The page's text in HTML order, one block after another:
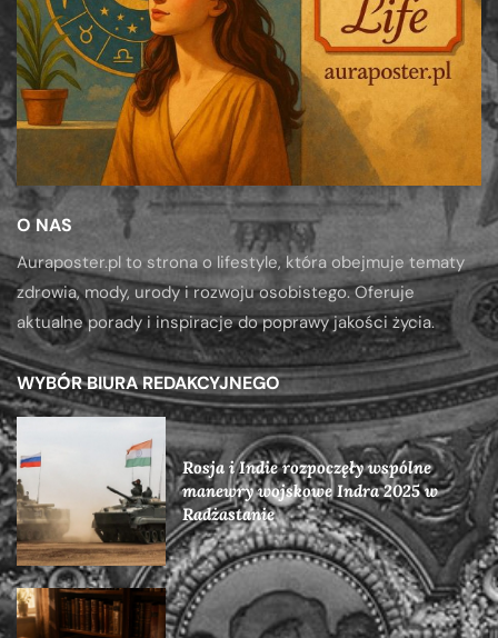
O NAS
Auraposter.pl to strona o lifestyle, która obejmuje tematy
zdrowia, mody, urody i rozwoju osobistego. Oferuje
aktualne porady i inspiracje do poprawy jakości życia.
WYBÓR BIURA REDAKCYJNEGO
Rosja i Indie rozpoczęły wspólne
manewry wojskowe Indra 2025 w
Radżastanie